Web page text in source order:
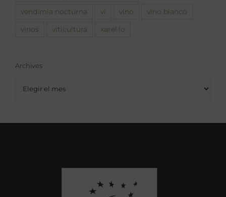
vendimia nocturna vi vino vino blanco
vinos viticultura xarel·lo
Archives